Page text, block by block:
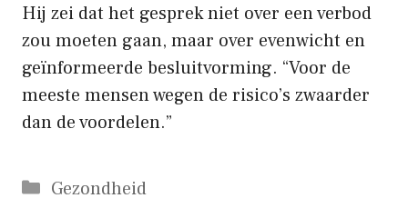
Hij zei dat het gesprek niet over een verbod
zou moeten gaan, maar over evenwicht en
geïnformeerde besluitvorming. “Voor de
meeste mensen wegen de risico’s zwaarder
dan de voordelen.”
Categorieën
Gezondheid